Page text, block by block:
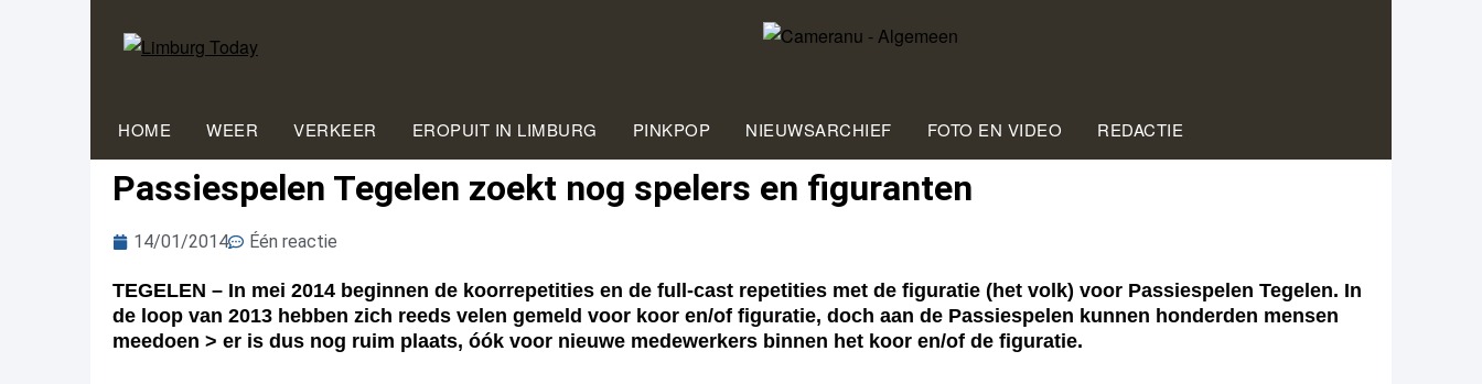
HOME WEER VERKEER EROPUIT IN LIMBURG PINKPOP NIEUWSARCHIEF FOTO EN VIDEO REDACTIE
Passiespelen Tegelen zoekt nog spelers en figuranten
14/01/2014 Één reactie
TEGELEN – In mei 2014 beginnen de koorrepetities en de full-cast repetities met de figuratie (het volk) voor Passiespelen Tegelen. In
de loop van 2013 hebben zich reeds velen gemeld voor koor en/of figuratie, doch aan de Passiespelen kunnen honderden mensen
meedoen > er is dus nog ruim plaats, óók voor nieuwe medewerkers binnen het koor en/of de figuratie.